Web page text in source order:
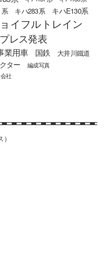
キハ283系
キハE130系
イフルトレイン
プレス発表
業用車 国鉄 大井川鐵道
ター 編成写真
社